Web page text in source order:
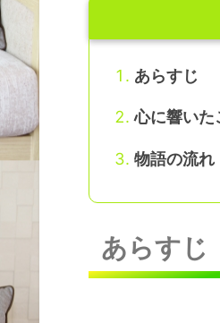
あらすじ
心に響いた
物語の流れ
あらすじ